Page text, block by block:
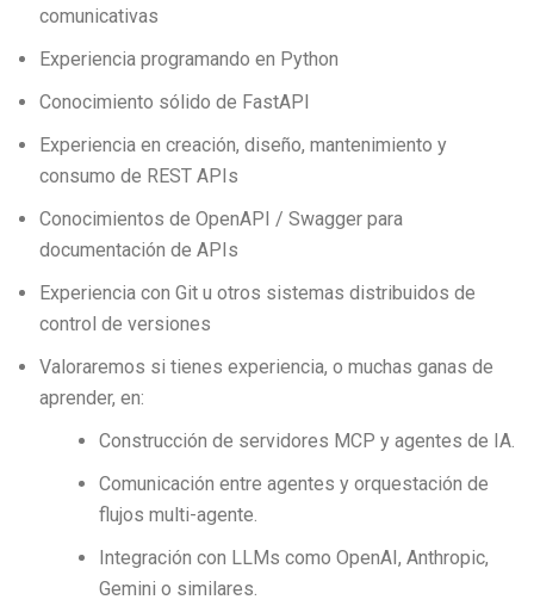
comunicativas
Experiencia programando en Python
Conocimiento sólido de FastAPI
Experiencia en creación, diseño, mantenimiento y
consumo de REST APIs
Conocimientos de OpenAPI / Swagger para
documentación de APIs
Experiencia con Git u otros sistemas distribuidos de
control de versiones
Valoraremos si tienes experiencia, o muchas ganas de
aprender, en:
Construcción de servidores MCP y agentes de IA.
Comunicación entre agentes y orquestación de
flujos multi-agente.
Integración con LLMs como OpenAI, Anthropic,
Gemini o similares.